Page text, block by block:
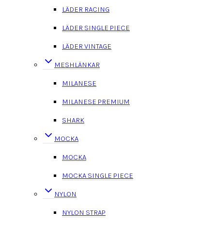
LÄDER RACING
LÄDER SINGLE PIECE
LÄDER VINTAGE
MESHLÄNKAR
MILANESE
MILANESE PREMIUM
SHARK
MOCKA
MOCKA
MOCKA SINGLE PIECE
NYLON
NYLON STRAP